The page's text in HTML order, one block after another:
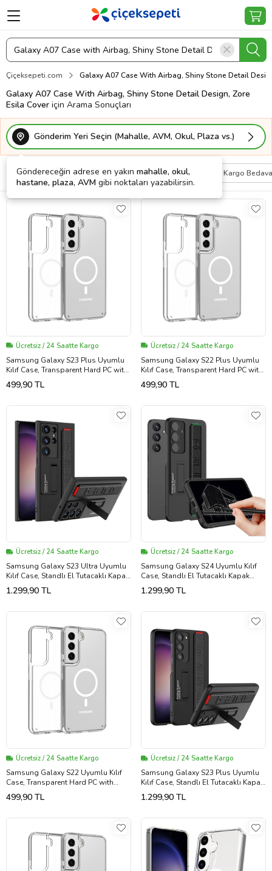
Çiçeksepeti.com Galaxy A07 Case With Airbag, Shiny Stone Detail
Galaxy A07 Case With Airbag, Shiny Stone Detail Design, Zore
Esila Cover için Arama Sonuçları
Gönderim Yeri Seçin (Mahalle, AVM, Okul, Plaza vs.)
Göndereceğin adrese en yakın mahalle, okul,
hastane, plaza, AVM gibi noktaları yazabilirsin.
Filtrele Sırala Kişiye Özel Kargo Bedava
Ücretsiz / 24 Saatte Kargo
Samsung Galaxy S23 Plus Uyumlu
Kılıf Case, Transparent Hard PC with
Magsafe Charging Feature Cover
(Şeffaf)
499,90 TL
Ücretsiz / 24 Saatte Kargo
Samsung Galaxy S22 Plus Uyumlu
Kılıf Case, Transparent Hard PC with
Magsafe Charging Feature Cover
(Şeffaf)
499,90 TL
Ücretsiz / 24 Saatte Kargo
Samsung Galaxy S23 Ultra Uyumlu
Kılıf Case, Standlı El Tutacaklı Kapak
Stand with Hand Holder Cover
(Karbon)
1.299,90 TL
Ücretsiz / 24 Saatte Kargo
Samsung Galaxy S24 Uyumlu Kılıf
Case, Standlı El Tutacaklı Kapak
Stand with Hand Holder Cover
(Siyah)
1.299,90 TL
Ücretsiz / 24 Saatte Kargo
Samsung Galaxy S22 Uyumlu Kılıf
Case, Transparent Hard PC with
Magsafe Charging Feature Cover
(Şeffaf)
499,90 TL
Ücretsiz / 24 Saatte Kargo
Samsung Galaxy S23 Plus Uyumlu
Kılıf Case, Standlı El Tutacaklı Kapak
Stand with Hand Holder Cover
(Karbon)
1.299,90 TL